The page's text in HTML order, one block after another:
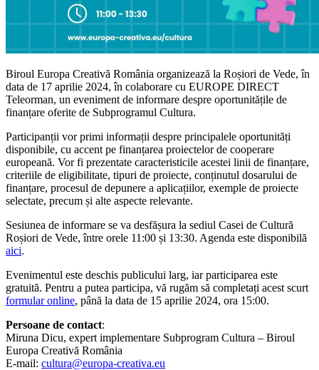
Biroul Europa Creativă România organizează la Roșiori de Vede, în
data de 17 aprilie 2024, în colaborare cu EUROPE DIRECT
Teleorman, un eveniment de informare despre oportunitățile de
finanțare oferite de Subprogramul Cultura.
Participanții vor primi informații despre principalele oportunități
disponibile, cu accent pe finanțarea proiectelor de cooperare
europeană. Vor fi prezentate caracteristicile acestei linii de finanțare,
criteriile de eligibilitate, tipuri de proiecte, conținutul dosarului de
finanțare, procesul de depunere a aplicațiilor, exemple de proiecte
selectate, precum și alte aspecte relevante.
Sesiunea de informare se va desfășura la sediul Casei de Cultură
Roșiori de Vede, între orele 11:00 și 13:30. Agenda este disponibilă
aici.
Evenimentul este deschis publicului larg, iar participarea este
gratuită. Pentru a putea participa, vă rugăm să completați acest scurt
formular online, până la data de 15 aprilie 2024, ora 15:00.
Persoane de contact:
Miruna Dicu, expert implementare Subprogram Cultura – Biroul
Europa Creativă România
E-mail: cultura@europa-creativa.eu